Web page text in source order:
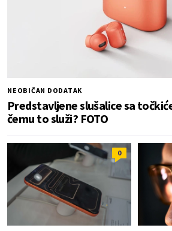
NEOBIČAN DODATAK
Predstavljene slušalice sa
čemu to služi? FOTO
0